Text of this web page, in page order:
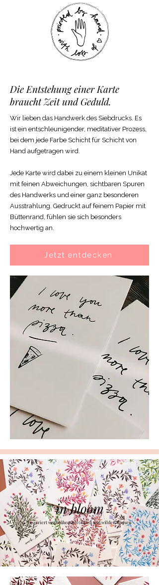
Die Entstehung einer Karte
braucht Zeit und Geduld.
Wir lieben das Handwerk des Siebdrucks. Es
ist ein entschleunigender, meditativer Prozess,
bei dem jede Farbe Schicht für Schicht von
Hand aufgetragen wird.
Jede Karte wird dabei zu einem kleinen Unikat
mit feinen Abweichungen, sichtbaren Spuren
des Handwerks und einer ganz besonderen
Ausstrahlung. Gedruckt auf feinem Papier mit
Büttenrand, fühlen sie sich besonders
hochwertig an.
Jetzt entdecken
in bloom
inspiriert von blühenden Gärten und wilden Wiesen